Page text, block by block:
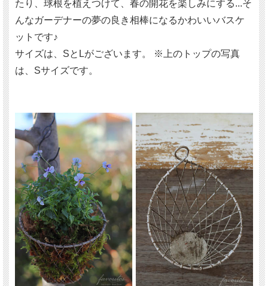
たり、球根を植えつけて、春の開花を楽しみにする...そ
んなガーデナーの夢の良き相棒になるかわいいバスケ
ットです♪
サイズは、SとLがございます。 ※上のトップの写真
は、Sサイズです。